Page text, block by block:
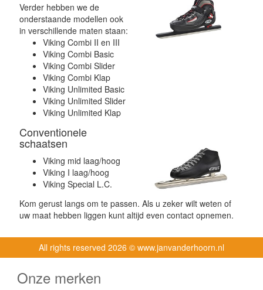
Verder hebben we de
onderstaande modellen ook
in verschillende maten staan:
Viking Combi II en III
Viking Combi Basic
Viking Combi Slider
Viking Combi Klap
Viking Unlimited Basic
Viking Unlimited Slider
Viking Unlimited Klap
Conventionele
schaatsen
Viking mid laag/hoog
Viking I laag/hoog
Viking Special L.C.
Kom gerust langs om te passen. Als u zeker wilt weten of
uw maat hebben liggen kunt altijd even contact opnemen.
All rights reserved 2026 © www.janvanderhoorn.nl
Onze merken